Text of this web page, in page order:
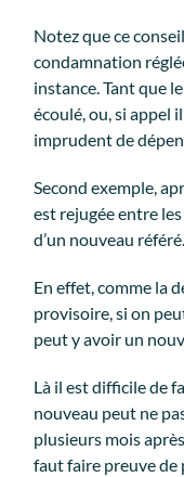
Notez que ce
condamnation
instance. Tant que
écoulé, ou, si appel
imprudent de
Second exemple,
est rejugée entre
d’un nouveau référé.
En effet, comme la
provisoire, si on
peut y avoir un
Là il est difficile de
nouveau peut ne
plusieurs mois
faut faire preuve de